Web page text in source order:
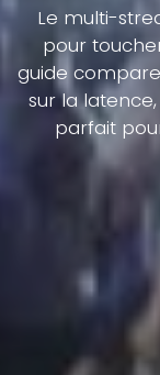
Le multi-
pour
guide
sur la
parfait